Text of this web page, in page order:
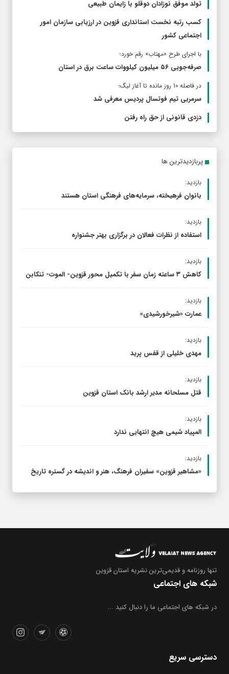
تولد موفق نوزادان دوقلو با زایمان طبیعی
کسب رتبه نخست استانداری قزوین در ارزیابی سازمان امور
اجتماعی کشور
با اجرای طرح «مهتاب» رقم خورد؛
صرفه‌جویی ۵۶ میلیون کیلووات‌ ساعت برق در استان
در فاصله 10 روز مانده تا آغاز لیگ؛
سرمربی تیم فوتسال پردیس معرفی شد
دزدی قانونی از حق راه رفتن
پربازدیدترین ها
بازدید:
بانوان فرهیخته، سرمایه‌های فرهنگی استان هستند
بازدید:
استفاده از نظرات فعالان در برگزاری بهتر جشنواره
بازدید:
کاهش ۳ ساعته زمان سفر با تکمیل محور قزوین- الموت- تنکابن
بازدید:
عمارت «شیرخورشیدی»
بازدید:
مهدی خلیلی از قفس پرید
بازدید:
قتل مسلحانه مدیر ارشد بانک استان قزوین
بازدید:
المپیاد شیمی هیچ انتهایی ندارد
بازدید:
«مشاهیر قزوین» سفیران فرهنگ، هنر و اندیشه در گستره تاریخ
تنها روزنامهو قدیمی‌ترین نشریه استان قزوین
شبکه های اجتماعی
در شبکه های اجتماعی ما را دنبال کنید ...
دسترسی سریع